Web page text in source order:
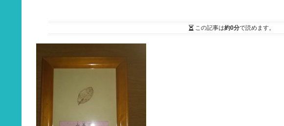
この記事は約0分で読めます。